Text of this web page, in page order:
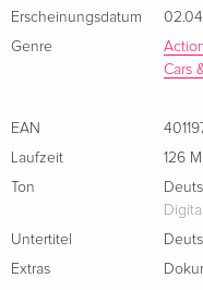
Erscheinungsdatum
Genre
Cars
EAN
Laufzeit
126
Ton
Untertitel
Extras